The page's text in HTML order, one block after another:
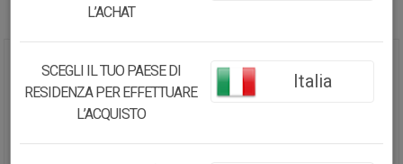
TERMOMETRO DE PARED DE
METAL NEGRO 47,5X15X1
L’ACHAT
SCEGLI IL TUO PAESE DI
RESIDENZA PER EFFETTUARE
L’ACQUISTO
Italia